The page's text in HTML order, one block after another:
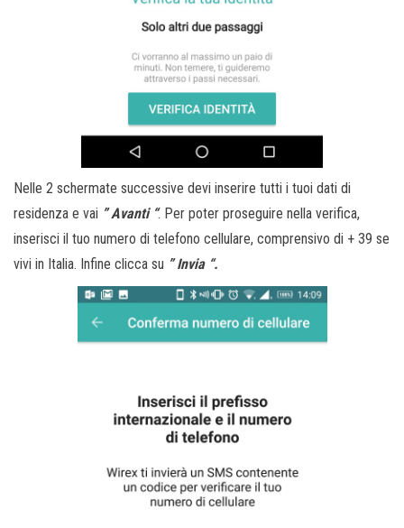
Nelle 2 schermate successive devi inserire tutti i tuoi dati di
residenza e vai ” Avanti “. Per poter proseguire nella verifica,
inserisci il tuo numero di telefono cellulare, comprensivo di + 39 se
vivi in Italia. Infine clicca su ” Invia “.